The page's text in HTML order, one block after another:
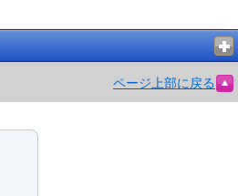
ページ上部に戻る